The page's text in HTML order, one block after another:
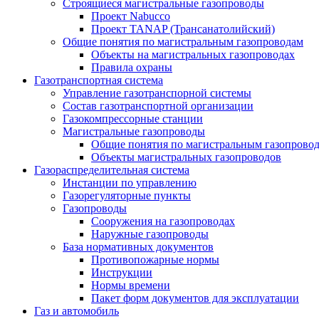
Строящиеся магистральные газопроводы
Проект Nabucco
Проект TANAP (Трансанатолийский)
Общие понятия по магистральным газопроводам
Объекты на магистральных газопроводах
Правила охраны
Газотранспортная система
Управление газотранспорной системы
Состав газотранспортной организации
Газокомпрессорные станции
Магистральные газопроводы
Общие понятия по магистральным
Объекты магистральных газопроводов
Газораспределительная система
Инстанции по управлению
Газорегуляторные пункты
Газопроводы
Сооружения на газопроводах
Наружные газопроводы
База нормативных документов
Противопожарные нормы
Инструкции
Нормы времени
Пакет форм документов для эксплуатации
Газ и автомобиль